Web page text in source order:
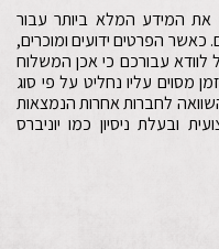
את המידע המלא ביותר עבור
הפרטים ידועים ומוכרים,
לוודא עבורכם כי אכן המשלוח
מסוים עליו נחליט על פי סוג
לחברות אחרות הנמצאות
ובעלת ניסיון כמו יוניברס